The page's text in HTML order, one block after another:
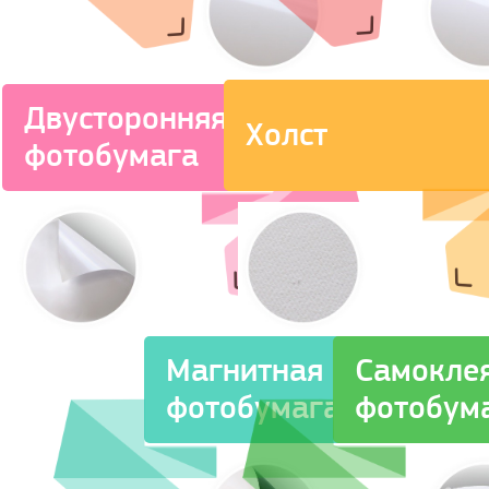
Двусторонняя
фотобумага
Холст
Магнитная
фотобумага